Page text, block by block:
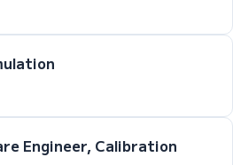
Engineer, Calibration